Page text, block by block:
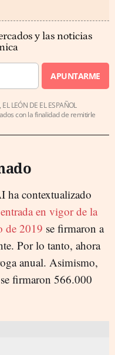
y las noticias
APUNTARME
LEÓN DE EL ESPAÑOL
con la finalidad de remitirle
ha contextualizado
en vigor de la
de 2019 se firmaron a
Por lo tanto, ahora
anual. Asimismo,
firmaron 566.000